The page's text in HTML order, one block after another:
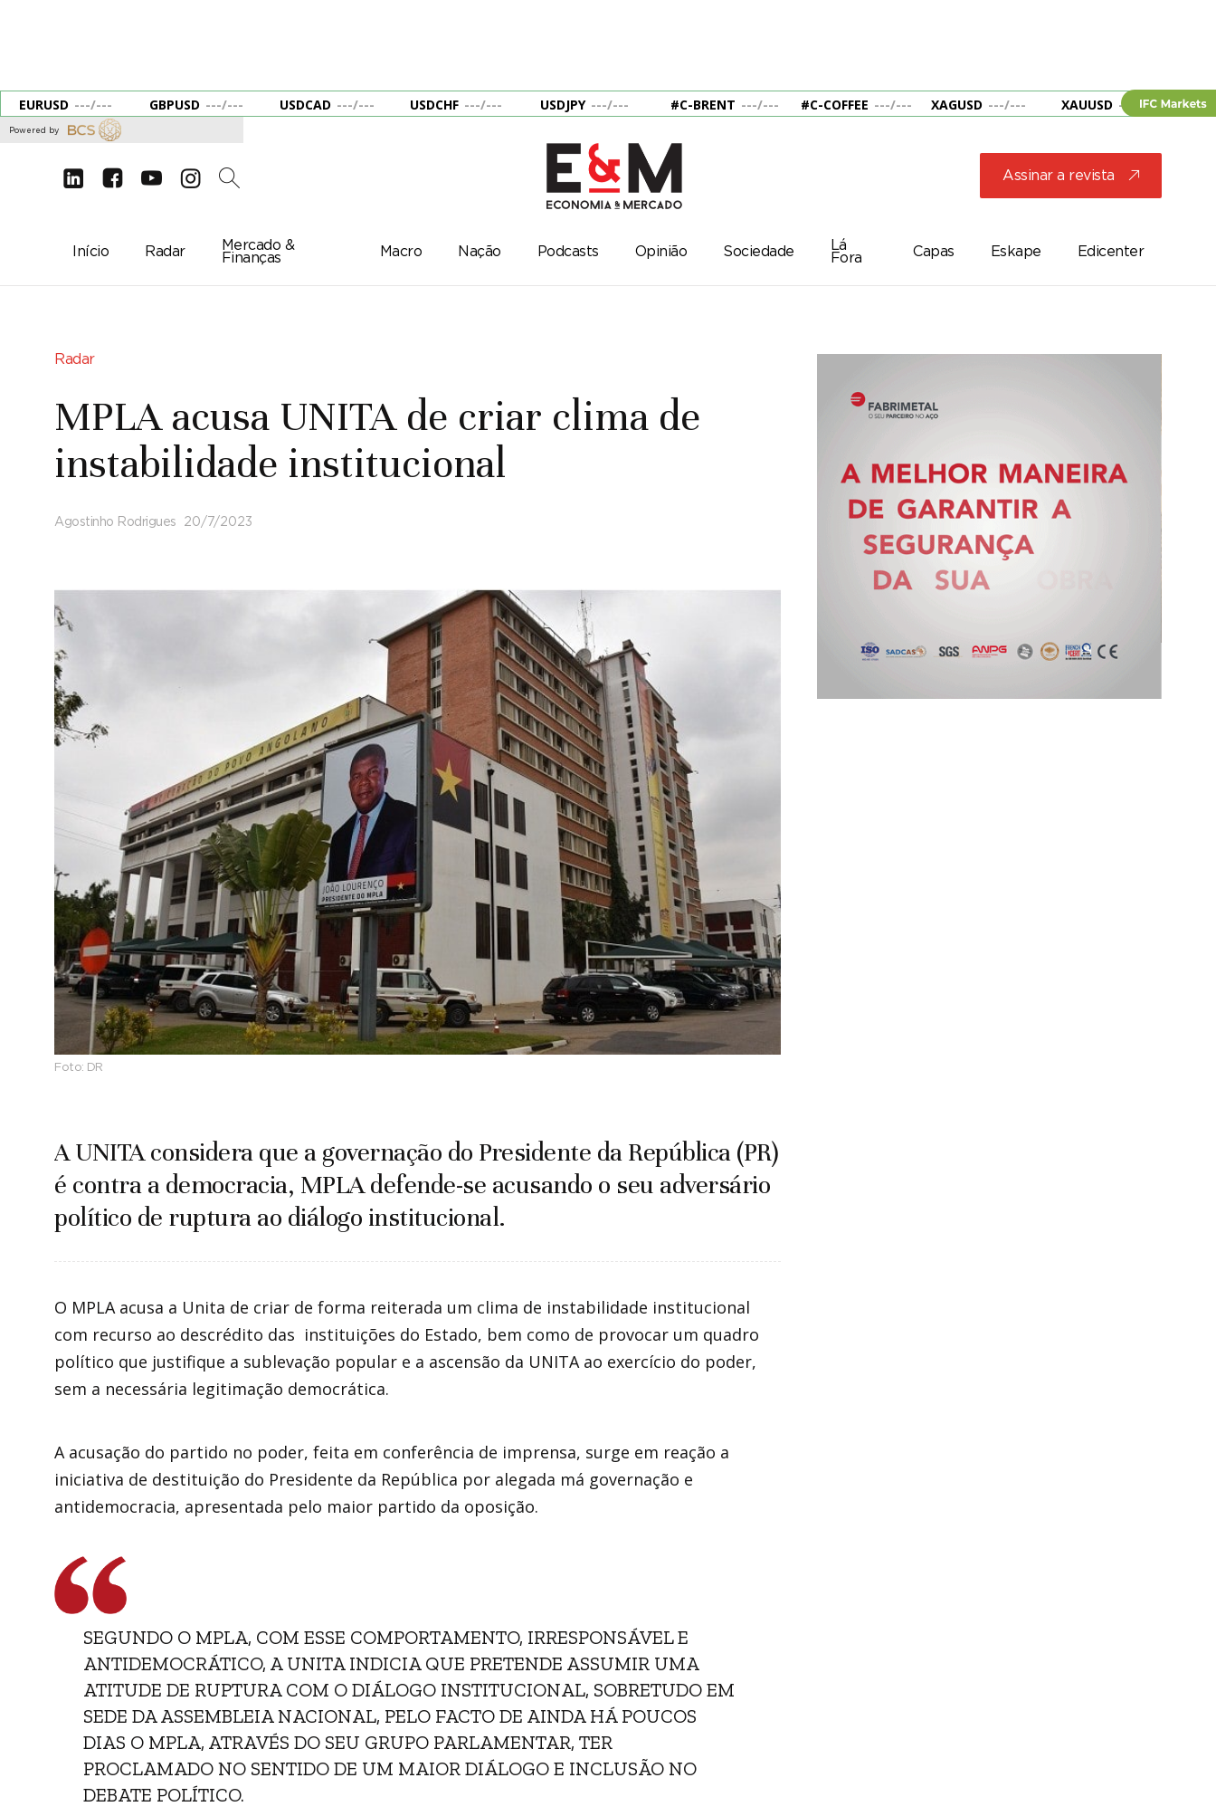
EURUSD ---/--- GBPUSD ---/--- USDCAD ---/--- USDCHF ---/--- USDJPY ---/--- #C-BRENT ---/--- #C-COFFEE ---/--- XAGUSD ---/--- XAUUSD --- ---
Powered by
d e g c 2 Assinar a revista j
Início Radar
Mercado &
Finanças
Macro Nação Podcasts Opinião Sociedade
Lá
Fora
Capas Eskape Edicenter
Radar
MPLA acusa UNITA de criar clima de
instabilidade institucional
Agostinho Rodrigues 20/7/2023
Foto: DR
A UNITA considera que a governação do Presidente da República (PR)
é contra a democracia, MPLA defende-se acusando o seu adversário
político de ruptura ao diálogo institucional.
O MPLA acusa a Unita de criar de forma reiterada um clima de instabilidade institucional
com recurso ao descrédito das instituições do Estado, bem como de provocar um quadro
político que justifique a sublevação popular e a ascensão da UNITA ao exercício do poder,
sem a necessária legitimação democrática.
A acusação do partido no poder, feita em conferência de imprensa, surge em reação a
iniciativa de destituição do Presidente da República por alegada má governação e
antidemocracia, apresentada pelo maior partido da oposição.
SEGUNDO O MPLA, COM ESSE COMPORTAMENTO, IRRESPONSÁVEL E
ANTIDEMOCRÁTICO, A UNITA INDICIA QUE PRETENDE ASSUMIR UMA
ATITUDE DE RUPTURA COM O DIÁLOGO INSTITUCIONAL, SOBRETUDO EM
SEDE DA ASSEMBLEIA NACIONAL, PELO FACTO DE AINDA HÁ POUCOS
DIAS O MPLA, ATRAVÉS DO SEU GRUPO PARLAMENTAR, TER
PROCLAMADO NO SENTIDO DE UM MAIOR DIÁLOGO E INCLUSÃO NO
DEBATE POLÍTICO.